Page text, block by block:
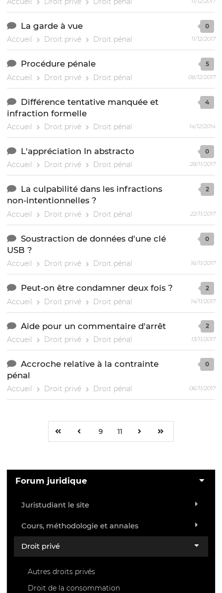
La garde à vue
Accueil Droit privé Droit pénal
0
11/12/2017
Procédure pénale
Accueil Droit privé Droit pénal
5
06/12/2017
Différence tentative manquée et
infraction formelle
Accueil Droit privé Droit pénal
4
14/12/2014
L'appréciation In abstracto
Accueil Droit privé Droit pénal
0
28/11/2017
La culpabilité dans les infractions
non-intentionnelles ?
Accueil Droit privé Droit pénal
2
22/11/2017
Soustraction de données d'une clé
USB ?
Accueil Droit privé Droit pénal
0
16/11/2017
Peut-on être condamner deux fois ?
Accueil Droit privé Droit pénal
2
14/11/2017
Aide pour un commentaire d'arrêt
Accueil Droit privé Droit pénal
2
13/11/2017
Accroche relative à la contrainte
pénal
Accueil Droit privé Droit pénal
0
06/11/2017
9 11
Forum juridique
Juristudiant le site
Cours, méthodologie et annales
Droit privé
Autres droits privés
Droit de la consommation